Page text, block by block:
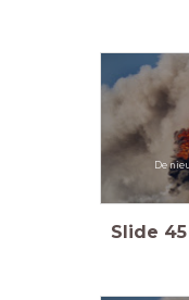
De
Slide 45